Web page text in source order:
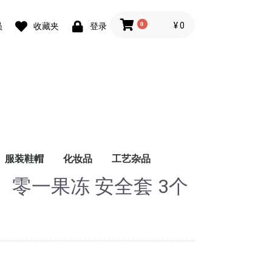
收藏夹 登录 0 ¥ 0
速溶咖啡
挂耳咖啡
咖啡专用奶粉
梅酒
清酒 纯米酒・特别纯米酒
纯米吟酿酒
纯米大吟酿酒
吟酿酒
大吟酿酒
葡萄酒
服装鞋帽
鞋 男鞋
女鞋
童鞋
内衣
化妆品
资生堂（SHISEIDO）
芳凯尔（FANCL）
工艺杂品
零一果冻 安全套 3个